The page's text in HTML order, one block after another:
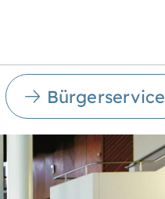
Bürgerservice